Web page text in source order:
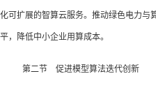
化可扩展的智算云服务。推动绿色电力与
平，降低中小企业用算成本。
第二节 促进模型算法迭代创新